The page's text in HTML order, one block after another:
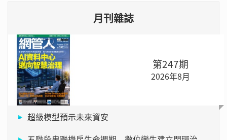
月刊雜誌
第247期
2026年8月
超級模型預示未來資安